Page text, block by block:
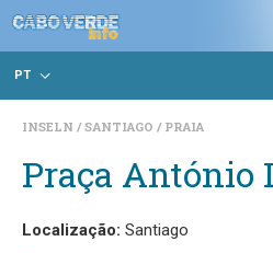
PT
INSELN SANTIAGO PRAIA
Praça António
Localização: Santiago